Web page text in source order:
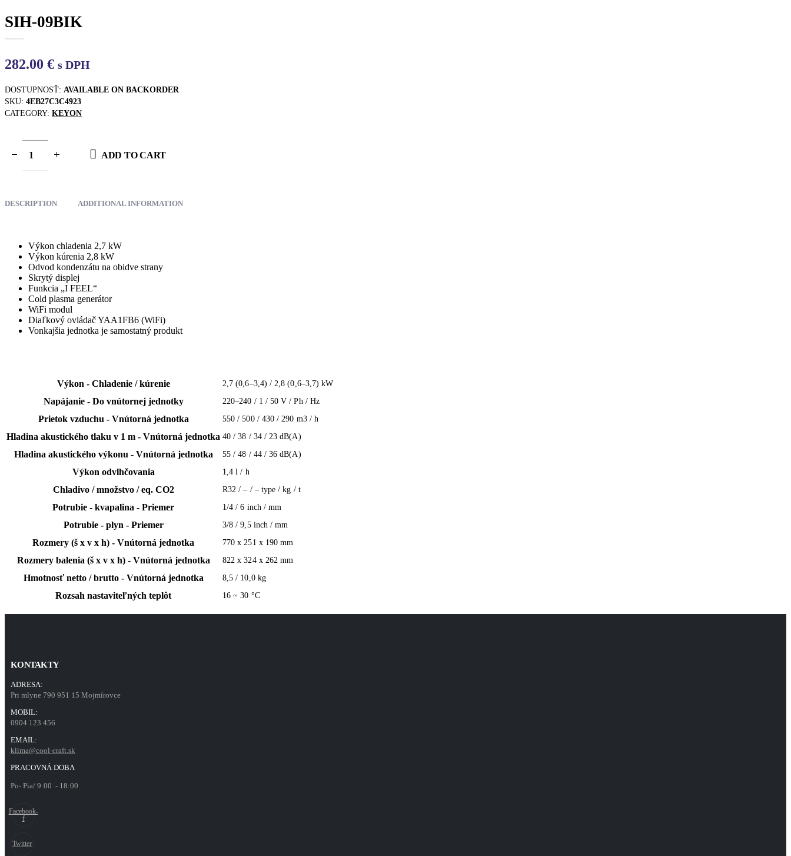
SIH-09BIK
282.00 € s DPH
DOSTUPNOSŤ: AVAILABLE ON BACKORDER
SKU: 4EB27C3C4923
CATEGORY: KEYON
ADD TO CART
DESCRIPTION ADDITIONAL INFORMATION
Výkon chladenia 2,7 kW
Výkon kúrenia 2,8 kW
Odvod kondenzátu na obidve strany
Skrytý displej
Funkcia „I FEEL“
Cold plasma generátor
WiFi modul
Diaľkový ovládač YAA1FB6 (WiFi)
Vonkajšia jednotka je samostatný produkt
Výkon - Chladenie / kúrenie 2,7 (0,6–3,4) / 2,8 (0,6–3,7) kW
Napájanie - Do vnútornej jednotky 220–240 / 1 / 50 V / Ph / Hz
Prietok vzduchu - Vnútorná jednotka 550 / 500 / 430 / 290 m3 / h
Hladina akustického tlaku v 1 m - Vnútorná jednotka 40 / 38 / 34 / 23 dB(A)
Hladina akustického výkonu - Vnútorná jednotka 55 / 48 / 44 / 36 dB(A)
Výkon odvlhčovania 1,4 l / h
Chladivo / množstvo / eq. CO2 R32 / – / – type / kg / t
Potrubie - kvapalina - Priemer 1/4 / 6 inch / mm
Potrubie - plyn - Priemer 3/8 / 9,5 inch / mm
Rozmery (š x v x h) - Vnútorná jednotka 770 x 251 x 190 mm
Rozmery balenia (š x v x h) - Vnútorná jednotka 822 x 324 x 262 mm
Hmotnosť netto / brutto - Vnútorná jednotka 8,5 / 10,0 kg
Rozsah nastaviteľných teplôt 16 ~ 30 °C
KONTAKTY
ADRESA:
Pri mlyne 790 951 15 Mojmírovce
MOBIL:
0904 123 456
EMAIL:
klima@cool-craft.sk
PRACOVNÁ DOBA
Po- Pia/ 9:00 - 18:00
Facebook-
f
Twitter